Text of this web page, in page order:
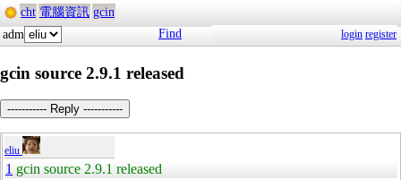
cht 電腦資訊 gcin
adm
Find login register
gcin source 2.9.1 released
----------- Reply -----------
eliu
1 gcin source 2.9.1 released